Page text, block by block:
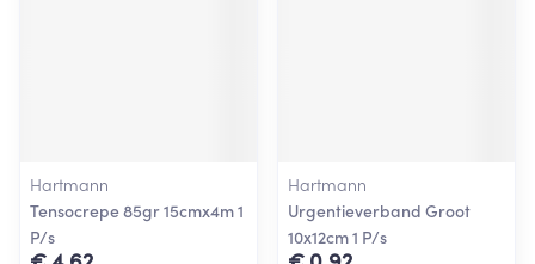
Hartmann
Tensocrepe 85gr 15cmx4m 1
P/s
Hartmann
Urgentieverband Groot
10x12cm 1 P/s